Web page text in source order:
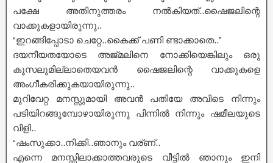
പക്ഷേ അതിനുത്തരം നൽകിയത്..ഷൈജലിന്റെ
വാക്കുകളായിരുന്നു..
“ഇറങ്ങിപ്പോടാ ചെറ്റേ..കൈക്ക് പണി ണ്ടാക്കാതെ..”
ദയനീയതയോടെ അജ്മലിനെ നോക്കിയെങ്കിലും ഒരു
കൂസലുമില്ലാതെയവൻ ഷൈജലിന്റെ വാക്കുകളെ
അംഗീകരിക്കുകയായിരുന്നു..
മുറിവേറ്റ മനസ്സുമായി അവൻ പതിയേ അവിടെ നിന്നും
പടിയിറങ്ങുമ്പോഴായിരുന്നു പിന്നിൽ നിന്നും ഷമീലയുടെ
വിളി..
“ഷംസുക്കാ..നിക്കി..ഞാനും വര്ണ്..
എന്നെ മനസ്സിലാക്കാത്തവരുടെ വീട്ടിൽ ഞാനും ഇനി